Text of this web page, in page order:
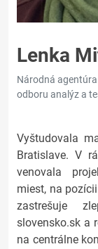
Lenka
Národná
odboru analýz a
Vyštudovala
Bratislave. V
venovala
miest, na
zastrešuje
slovensko.sk a
na centrálne